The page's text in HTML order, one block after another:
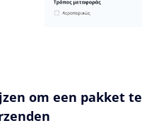
om een pakket te